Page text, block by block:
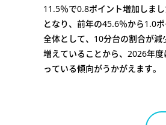
11.5％で0.8ポイント増加しま
となり、前年の45.6％から1.0ポ
全体として、10分台の割合が
増えていることから、2026年
っている傾向がうかがえます。